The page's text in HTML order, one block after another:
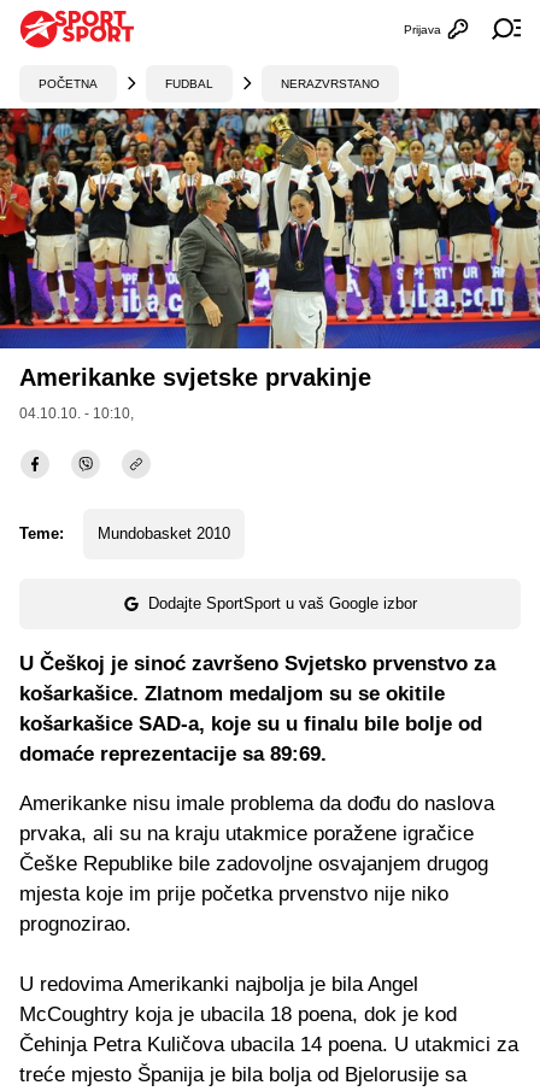
Otvori
Prijava
POČETNA FUDBAL NERAZVRSTANO
Amerikanke svjetske prvakinje
04.10.10. - 10:10,
Teme: Mundobasket 2010
Dodajte SportSport u vaš Google izbor
U Češkoj je sinoć završeno Svjetsko prvenstvo za
košarkašice. Zlatnom medaljom su se okitile
košarkašice SAD-a, koje su u finalu bile bolje od
domaće reprezentacije sa 89:69.
Amerikanke nisu imale problema da dođu do naslova
prvaka, ali su na kraju utakmice poražene igračice
Češke Republike bile zadovoljne osvajanjem drugog
mjesta koje im prije početka prvenstvo nije niko
prognozirao.
U redovima Amerikanki najbolja je bila Angel
McCoughtry koja je ubacila 18 poena, dok je kod
Čehinja Petra Kuličova ubacila 14 poena. U utakmici za
treće mjesto Španija je bila bolja od Bjelorusije sa